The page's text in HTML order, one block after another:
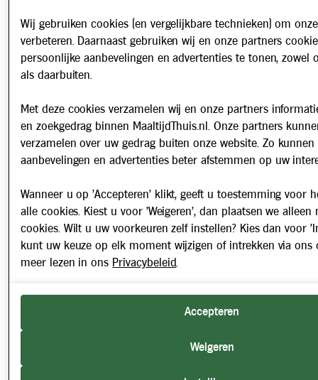
Wij gebruiken cookies (en vergelijkbare technieken) om
verbeteren. Daarnaast gebruiken wij en onze partners
persoonlijke aanbevelingen en advertenties te tonen, zowel
als daarbuiten.
Met deze cookies verzamelen wij en onze partners
en zoekgedrag binnen MaaltijdThuis.nl. Onze partners
verzamelen over uw gedrag buiten onze website. Zo kunnen
aanbevelingen en advertenties beter afstemmen op uw
Wanneer u op 'Accepteren' klikt, geeft u toestemming voor
alle cookies. Kiest u voor 'Weigeren', dan plaatsen we alleen
cookies. Wilt u uw voorkeuren zelf instellen? Kies dan voor
kunt uw keuze op elk moment wijzigen of intrekken via ons
meer lezen in ons Privacybeleid.
Accepteren
Weigeren